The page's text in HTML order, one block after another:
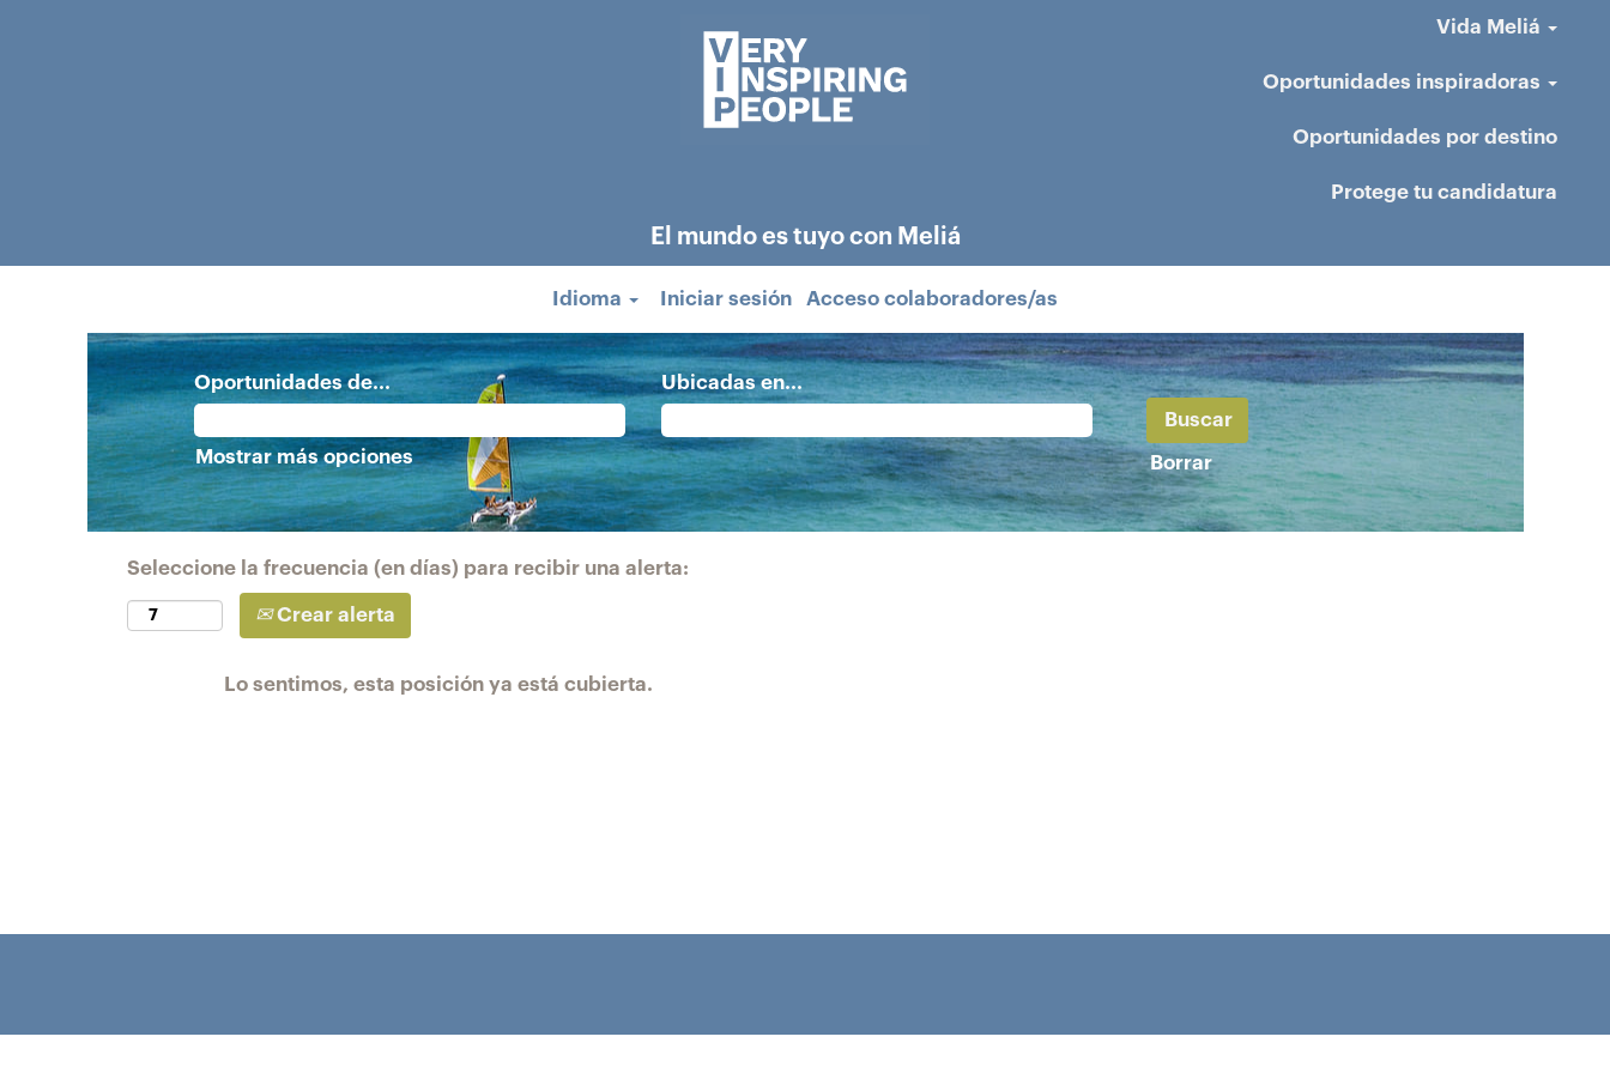
Vida Meliá
Oportunidades inspiradoras
Oportunidades por destino
Protege tu candidatura
El mundo es tuyo con Meliá
Idioma Iniciar sesión Acceso colaboradores/as
Oportunidades de... Ubicadas en...
Mostrar más opciones Borrar
Seleccione la frecuencia (en días) para recibir una alerta:
Crear alerta
Lo sentimos, esta posición ya está cubierta.